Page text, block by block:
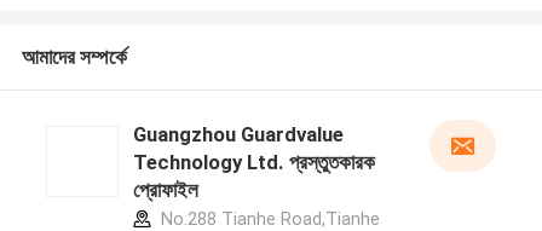
আমাদের সম্পর্কে
Guangzhou Guardvalue
Technology Ltd. প্রস্তুতকারক
প্রোফাইল
No.288 Tianhe Road,Tianhe